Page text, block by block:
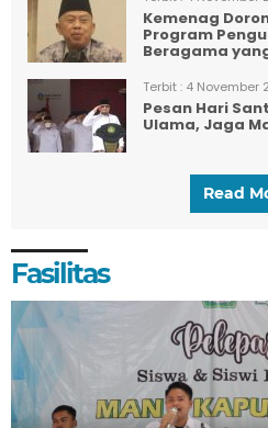
Kemenag
Program
Beragama
Terbit : 4 November
Pesan Hari
Ulama, Jaga
Read
Fasilitas